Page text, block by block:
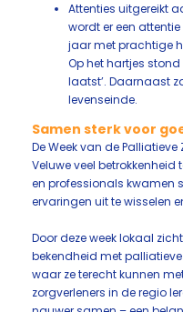
Attenties uitgereikt
wordt er een
jaar met prachtige
Op het hartjes
laatst’. Daarnaast
levenseinde.
Samen sterk voor
De Week van de
Veluwe veel betrokkenheid
en professionals kwamen
ervaringen uit te wisselen
Door deze week lokaal
bekendheid met
waar ze terecht kunnen
zorgverleners in de regio